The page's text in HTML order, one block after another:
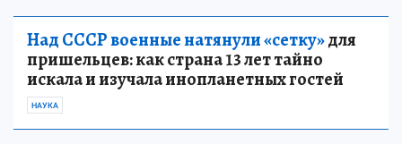
Над СССР военные натянули «сетку»для
пришельцев: как страна 13 лет тайно
искала и изучала инопланетных гостей
НАУКА